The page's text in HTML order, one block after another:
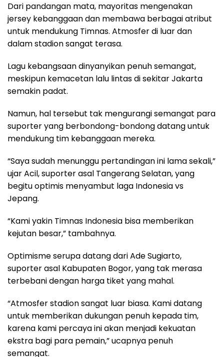
Dari pandangan mata, mayoritas mengenakan
jersey kebanggaan dan membawa berbagai atribut
untuk mendukung Timnas. Atmosfer di luar dan
dalam stadion sangat terasa.
Lagu kebangsaan dinyanyikan penuh semangat,
meskipun kemacetan lalu lintas di sekitar Jakarta
semakin padat.
Namun, hal tersebut tak mengurangi semangat para
suporter yang berbondong-bondong datang untuk
mendukung tim kebanggaan mereka.
“Saya sudah menunggu pertandingan ini lama sekali,”
ujar Acil, suporter asal Tangerang Selatan, yang
begitu optimis menyambut laga Indonesia vs
Jepang.
“Kami yakin Timnas Indonesia bisa memberikan
kejutan besar,” tambahnya.
Optimisme serupa datang dari Ade Sugiarto,
suporter asal Kabupaten Bogor, yang tak merasa
terbebani dengan harga tiket yang mahal.
“Atmosfer stadion sangat luar biasa. Kami datang
untuk memberikan dukungan penuh kepada tim,
karena kami percaya ini akan menjadi kekuatan
ekstra bagi para pemain,” ucapnya penuh
semangat.